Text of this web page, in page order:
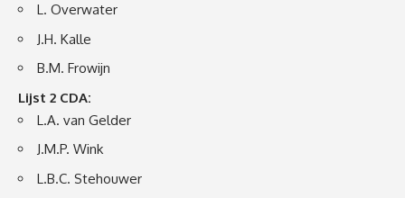
L. Overwater
J.H. Kalle
B.M. Frowijn
Lijst 2 CDA:
L.A. van Gelder
J.M.P. Wink
L.B.C. Stehouwer